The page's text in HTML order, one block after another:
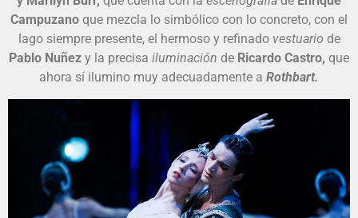
Campuzano que mezcla lo simbólico con lo concreto, con el
lago siempre presente, el hermoso y refinado vestuario de
Pablo Nuñez y la precisa iluminación de Ricardo Castro, que
ahora sí ilumino muy adecuadamente a Rothbart.